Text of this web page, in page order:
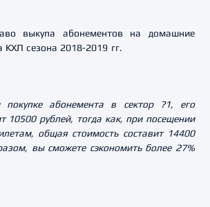
выкупа абонементов на домашние
КХЛ сезона 2018-2019 гг.
абонемента в сектор ?1, его
10500 рублей, тогда как, при посещении
общая стоимость составит 14400
вы сможете сэкономить более 27%